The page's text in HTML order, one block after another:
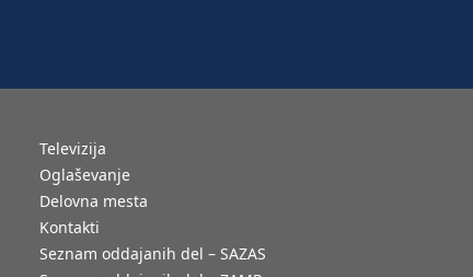
Televizija
Oglaševanje
Delovna mesta
Kontakti
Seznam oddajanih del – SAZAS